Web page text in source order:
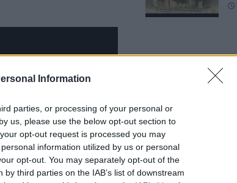
Information
parties, or processing of your personal or
us, please use the below opt-out section to
opt-out request is processed you may
information utilized by us or personal
opt-out. You may separately opt-out of the
third parties on the IAB’s list of downstream